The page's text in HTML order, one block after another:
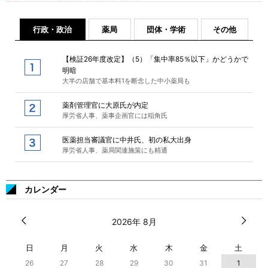
行政・政治 薬局 団体・学術 その他
【検証26年度改定】（5）「集中率85％以下」かどうかで
明暗
大半の店舗で基本料1を断念した中小薬局も
薬剤管理官に大原氏が内定
厚労省人事、薬事企画官には稲角氏
医薬担当審議官に中井氏、初の私大出身
厚労省人事、薬局関連施策にも精通
カレンダー
2026年 8月
日 月 火 水 木 金 土
26 27 28 29 30 31
1